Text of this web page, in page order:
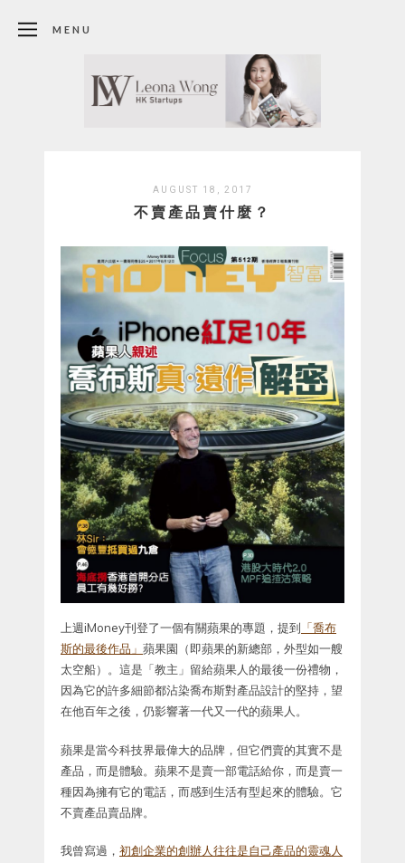
MENU
AUGUST 18, 2017
不賣產品賣什麼？
上週iMoney刊登了一個有關蘋果的專題，提到 「喬布
斯的最後作品」 蘋果園（即蘋果的新總部，外型如一艘
太空船）。這是「教主」留給蘋果人的最後一份禮物，
因為它的許多細節都沾染喬布斯對產品設計的堅持，望
在他百年之後，仍影響著一代又一代的蘋果人。
蘋果是當今科技界最偉大的品牌，但它們賣的其實不是
產品，而是體驗。蘋果不是賣一部電話給你，而是賣一
種因為擁有它的電話，而感到生活有型起來的體驗。它
不賣產品賣品牌。
我曾寫過， 初創企業的創辦人往往是自己產品的靈魂人